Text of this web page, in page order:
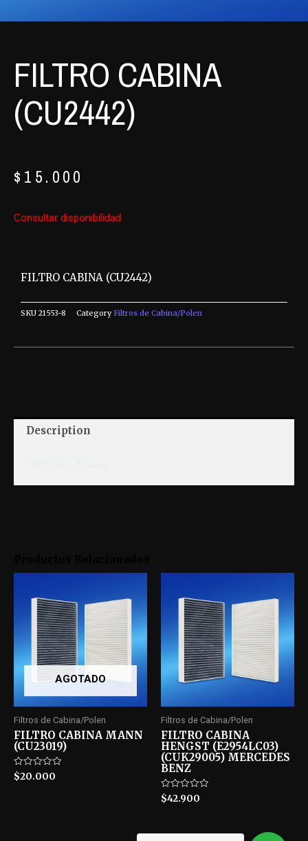
FILTRO CABINA
(CU2442)
$ 15.000
Consultar disponibilidad
AGOTADO
Filtros de Cabina/Polen
FILTRO CABINA MANN
(CU23019)
Rated
0
$20.000
Filtros de Cabina/Polen
FILTRO CABINA
HENGST (E2954LC03)
(CUK29005) MERCEDES
BENZ
Rated
0
$42.900
FILTRO CABINA (CU2442)
SKU 21553-8 Category Filtros de Cabina/Polen
Description